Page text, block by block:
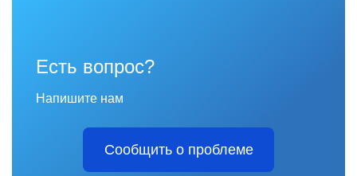
Есть вопрос?
Напишите нам
Сообщить о проблеме